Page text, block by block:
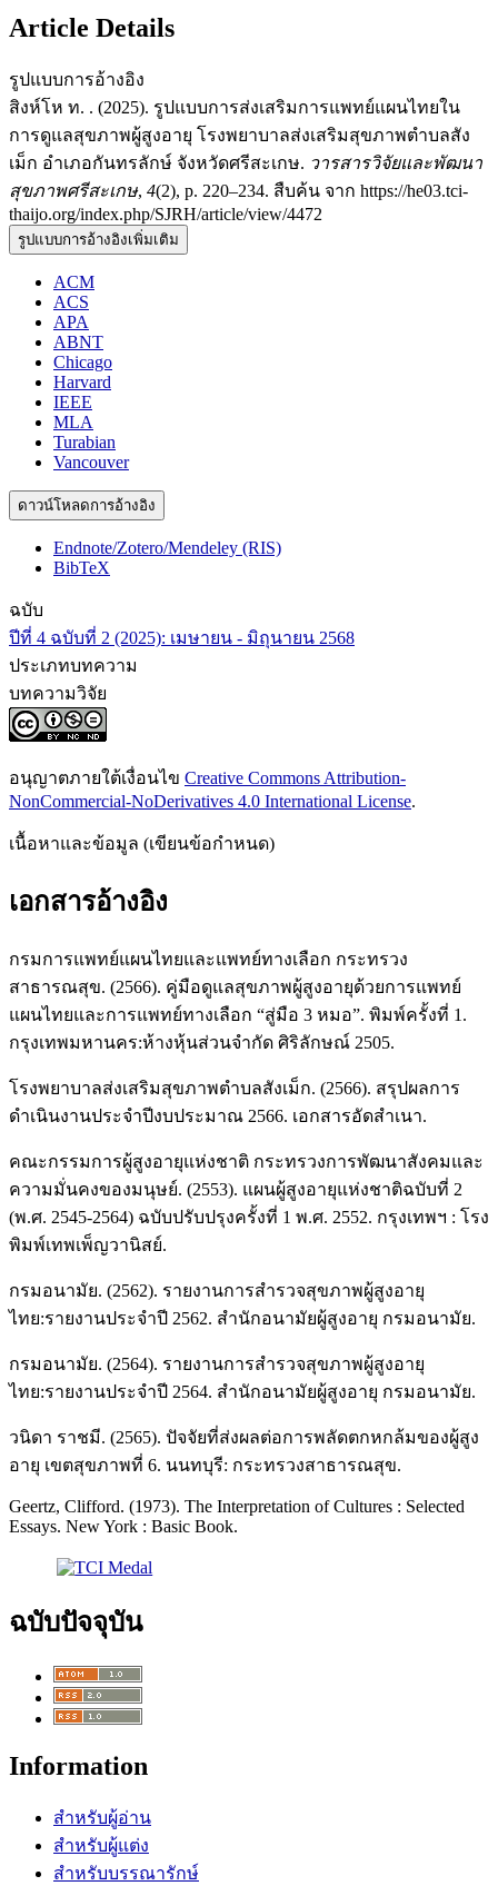
Article Details
รูปแบบการอ้างอิง
สิงห์โห ท. . (2025). รูปแบบการส่งเสริมการแพทย์แผนไทยใน
การดูแลสุขภาพผู้สูงอายุ โรงพยาบาลส่งเสริมสุขภาพตำบลสัง
เม็ก อำเภอกันทรลักษ์ จังหวัดศรีสะเกษ. วารสารวิจัยและพัฒนา
สุขภาพศรีสะเกษ, 4(2), p. 220–234. สืบค้น จาก https://he03.tci-
thaijo.org/index.php/SJRH/article/view/4472
รูปแบบการอ้างอิงเพิ่มเติม
ACM
ACS
APA
ABNT
Chicago
Harvard
IEEE
MLA
Turabian
Vancouver
ดาวน์โหลดการอ้างอิง
Endnote/Zotero/Mendeley (RIS)
BibTeX
ฉบับ
ปีที่ 4 ฉบับที่ 2 (2025): เมษายน - มิถุนายน 2568
ประเภทบทความ
บทความวิจัย
อนุญาตภายใต้เงื่อนไข Creative Commons Attribution-
NonCommercial-NoDerivatives 4.0 International License.
เนื้อหาและข้อมูล (เขียนข้อกำหนด)
เอกสารอ้างอิง
กรมการแพทย์แผนไทยและแพทย์ทางเลือก กระทรวง
สาธารณสุข. (2566). คู่มือดูแลสุขภาพผู้สูงอายุด้วยการแพทย์
แผนไทยและการแพทย์ทางเลือก “สู่มือ 3 หมอ”. พิมพ์ครั้งที่ 1.
กรุงเทพมหานคร:ห้างหุ้นส่วนจำกัด ศิริลักษณ์ 2505.
โรงพยาบาลส่งเสริมสุขภาพตำบลสังเม็ก. (2566). สรุปผลการ
ดำเนินงานประจำปีงบประมาณ 2566. เอกสารอัดสำเนา.
คณะกรรมการผู้สูงอายุแห่งชาติ กระทรวงการพัฒนาสังคมและ
ความมั่นคงของมนุษย์. (2553). แผนผู้สูงอายุแห่งชาติฉบับที่ 2
(พ.ศ. 2545-2564) ฉบับปรับปรุงครั้งที่ 1 พ.ศ. 2552. กรุงเทพฯ : โรง
พิมพ์เทพเพ็ญวานิสย์.
กรมอนามัย. (2562). รายงานการสำรวจสุขภาพผู้สูงอายุ
ไทย:รายงานประจำปี 2562. สำนักอนามัยผู้สูงอายุ กรมอนามัย.
กรมอนามัย. (2564). รายงานการสำรวจสุขภาพผู้สูงอายุ
ไทย:รายงานประจำปี 2564. สำนักอนามัยผู้สูงอายุ กรมอนามัย.
วนิดา ราชมี. (2565). ปัจจัยที่ส่งผลต่อการพลัดตกหกล้มของผู้สูง
อายุ เขตสุขภาพที่ 6. นนทบุรี: กระทรวงสาธารณสุข.
Geertz, Clifford. (1973). The Interpretation of Cultures : Selected
Essays. New York : Basic Book.
ฉบับปัจจุบัน
Information
สำหรับผู้อ่าน
สำหรับผู้แต่ง
สำหรับบรรณารักษ์